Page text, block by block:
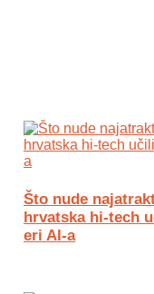
Što nude
hrvatska hi-tech
eri AI-a